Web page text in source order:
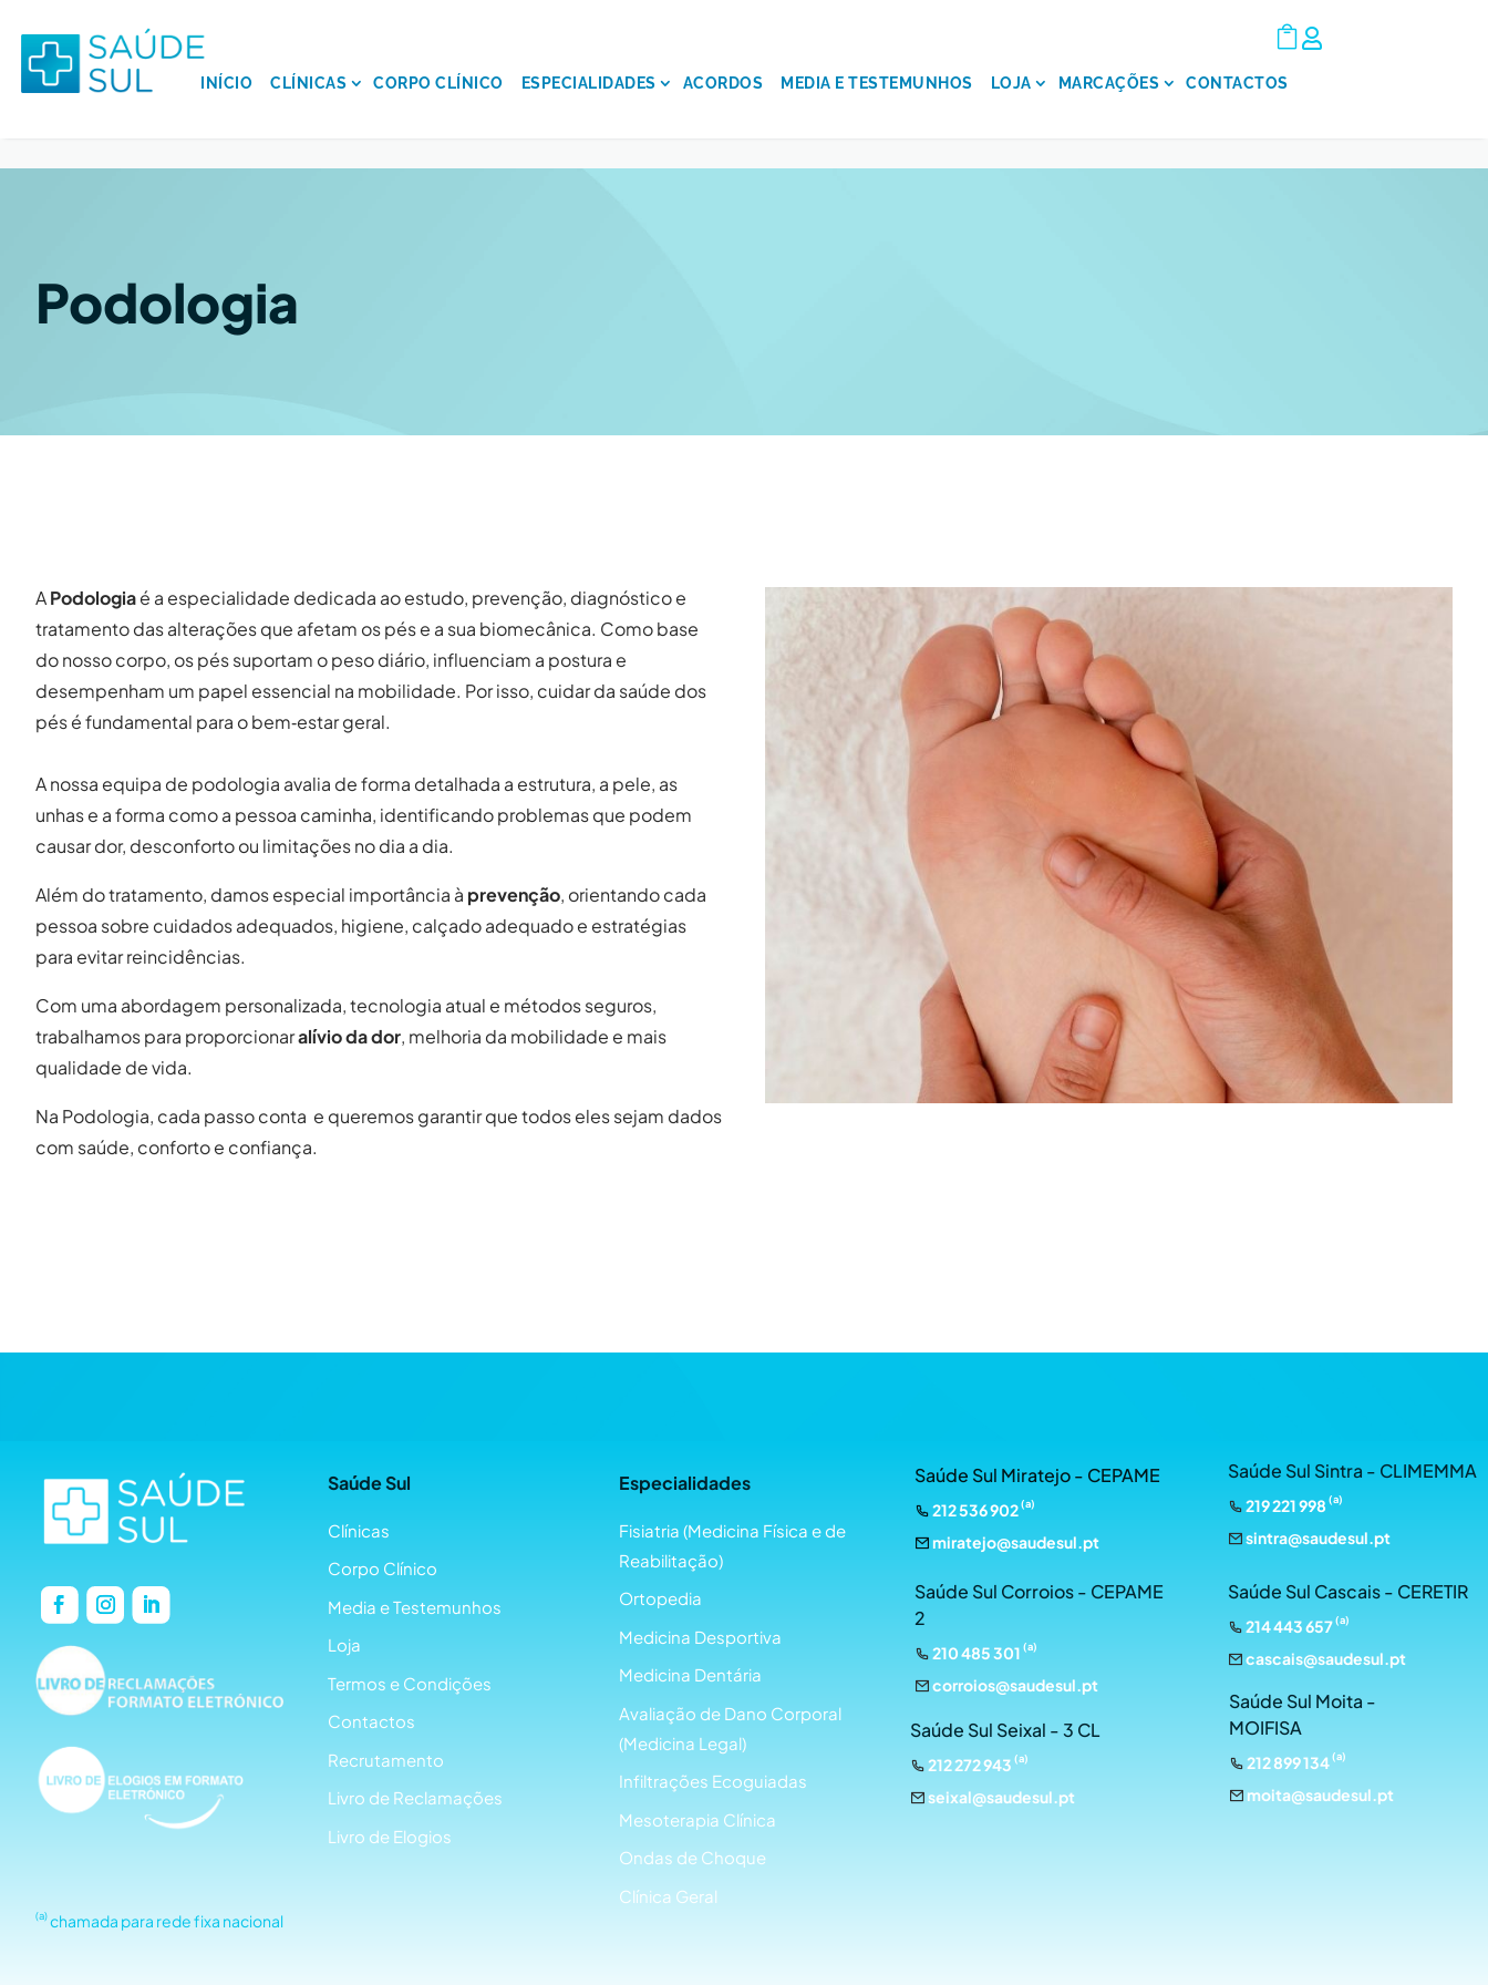

INÍCIO CLÍNICAS CORPO CLÍNICO ESPECIALIDADES ACORDOS MEDIA E TESTEMUNHOS LOJA MARCAÇÕES CONTACTOS
Podologia
APodologiaé a especialidade dedicada ao estudo, prevenção, diagnóstico e
tratamento das alterações que afetam os pés e a sua biomecânica. Como base
do nosso corpo, os pés suportam o peso diário, influenciam a postura e
desempenham um papel essencial na mobilidade. Por isso, cuidar da saúde dos
pés é fundamental para o bem‑estar geral.
A nossa equipa de podologia avalia de forma detalhada a estrutura, a pele, as
unhas e a forma como a pessoa caminha, identificando problemas que podem
causar dor, desconforto ou limitações no dia a dia.
Além do tratamento, damos especial importância à prevenção, orientando cada
pessoa sobre cuidados adequados, higiene, calçado adequado e estratégias
para evitar reincidências.
Com uma abordagem personalizada, tecnologia atual e métodos seguros,
trabalhamos para proporcionaralívio da dor, melhoria da mobilidade e mais
qualidade de vida.
Na Podologia, cada passo conta e queremos garantir que todos eles sejam dados
com saúde, conforto e confiança.
(a)chamada para rede fixa nacional
Saúde Sul
Clínicas
Corpo Clínico
Media e Testemunhos
Loja
Termos e Condições
Contactos
Recrutamento
Livro de Reclamações
Livro de Elogios
Especialidades
Fisiatria (Medicina Física e de
Reabilitação)
Ortopedia
Medicina Desportiva
Medicina Dentária
Avaliação de Dano Corporal
(Medicina Legal)
Infiltrações Ecoguiadas
Mesoterapia Clínica
Ondas de Choque
Clínica Geral
Saúde Sul Miratejo - CEPAME
212 536 902(a)
miratejo@saudesul.pt
Saúde Sul Corroios - CEPAME
2
210 485 301 (a)
corroios@saudesul.pt
Saúde Sul Seixal - 3 CL
212 272 943 (a)
seixal@saudesul.pt
Saúde Sul Sintra - CLIMEMMA
219 221 998 (a)
sintra@saudesul.pt
Saúde Sul Cascais - CERETIR
214 443 657(a)
cascais@saudesul.pt
Saúde Sul Moita -
MOIFISA
212 899 134(a)
moita@saudesul.pt